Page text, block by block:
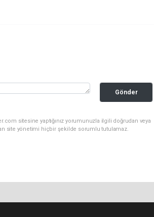
Gönder
sitesine yaptığınız yorumunuzla ilgili doğrudan veya
site yönetimi hiçbir şekilde sorumlu tutulamaz.